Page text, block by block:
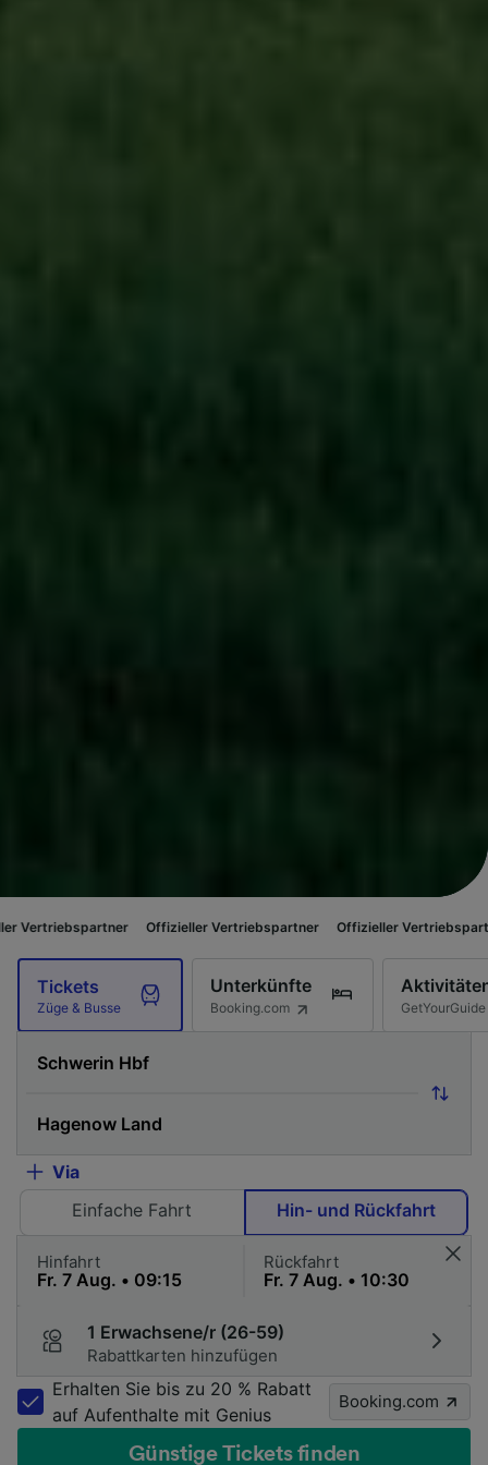
Offizieller Vertriebspartner Offizieller Vertriebspartner
Tickets
Züge & Busse
Unterkünfte
Booking.com GetYourGuide
Via
Einfache Fahrt
Hin- und Rückfahrt
Hinfahrt Rückfahrt
1 Erwachsene/r (26-59)
Rabattkarten hinzufügen
Erhalten Sie bis zu 20 % Rabatt
auf Aufenthalte mit Genius
Booking.com
Günstige Tickets finden